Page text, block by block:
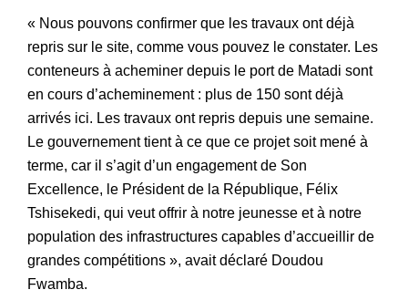
« Nous pouvons confirmer que les travaux ont déjà
repris sur le site, comme vous pouvez le constater. Les
conteneurs à acheminer depuis le port de Matadi sont
en cours d’acheminement : plus de 150 sont déjà
arrivés ici. Les travaux ont repris depuis une semaine.
Le gouvernement tient à ce que ce projet soit mené à
terme, car il s’agit d’un engagement de Son
Excellence, le Président de la République, Félix
Tshisekedi, qui veut offrir à notre jeunesse et à notre
population des infrastructures capables d’accueillir de
grandes compétitions », avait déclaré Doudou
Fwamba.